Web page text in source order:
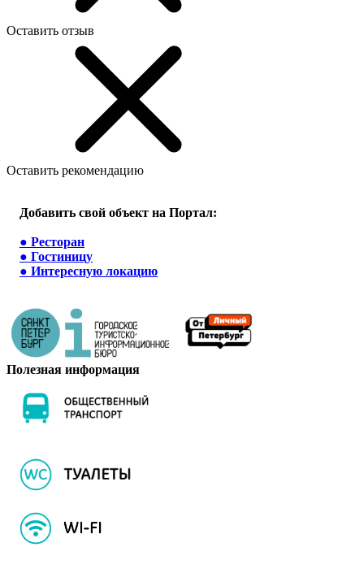
Оставить отзыв
Оставить рекомендацию
Добавить свой объект на Портал:
● Ресторан
● Гостиницу
● Интересную локацию
Полезная информация